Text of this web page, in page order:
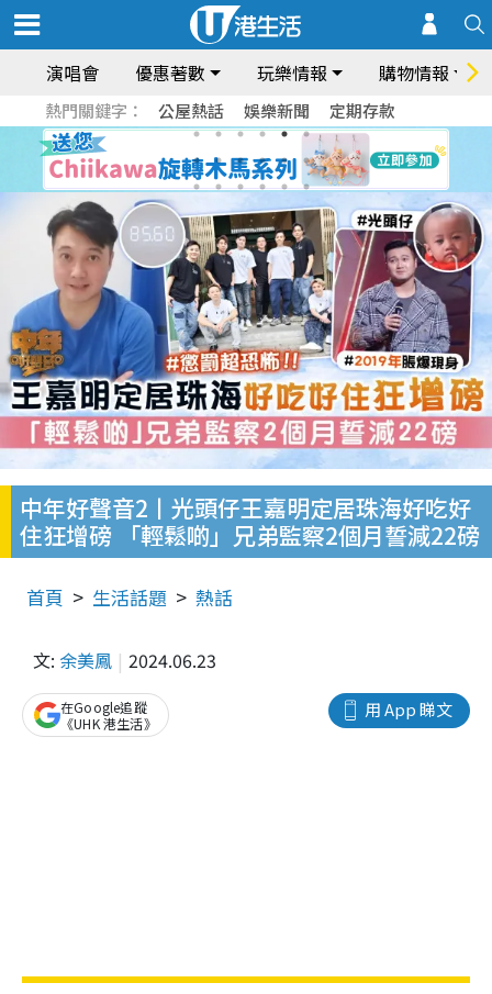
演唱會 優惠著數 玩樂情報 購物情報
熱門關鍵字： 公屋熱話 娛樂新聞 定期存款
中年好聲音2丨光頭仔王嘉明定居珠海好吃好
住狂增磅 「輕鬆啲」兄弟監察2個月誓減22磅
首頁 生活話題 熱話
文: 余美鳳 2024.06.23
用 App 睇文
在Google追蹤
《UHK 港生活》